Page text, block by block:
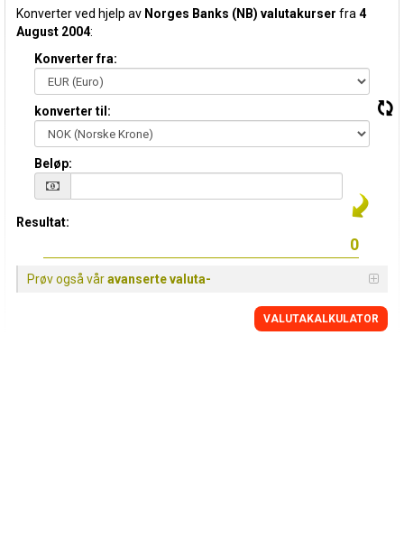
Konverter ved hjelp av Norges Banks (NB) valutakurser fra 4
August 2004:
Konverter fra:
konverter til:
Beløp:
Resultat:
Prøv også våravanserte valuta-
VALUTAKALKULATOR